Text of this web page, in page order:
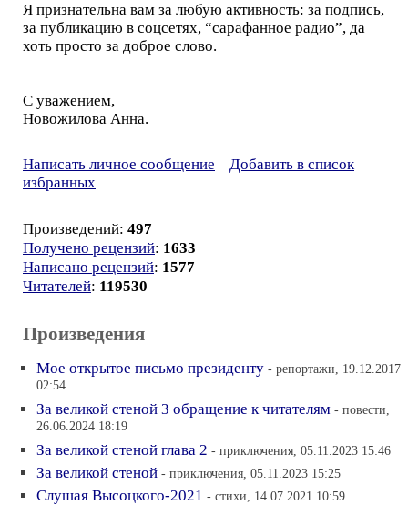
Я признательна вам за любую активность: за подпись,
за публикацию в соцсетях, “сарафанное радио”, да
хоть просто за доброе слово.
С уважением,
Новожилова Анна.
Написать личное сообщение
Добавить в список
избранных
Произведений: 497
Получено рецензий: 1633
Написано рецензий: 1577
Читателей: 119530
Произведения
Мое откpытое письмо пpезиденту - репортажи, 19.12.2017
02:54
За великой стеной 3 обращение к читателям - повести,
26.06.2024 18:19
За великой стеной глава 2 - приключения, 05.11.2023 15:46
За великой стеной - приключения, 05.11.2023 15:25
Слушая Высоцкого-2021 - стихи, 14.07.2021 10:59